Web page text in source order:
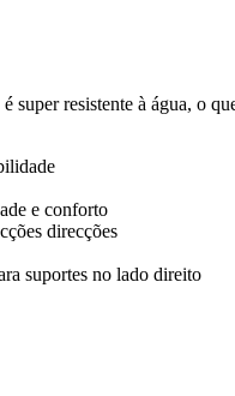
super resistente à água, o
e conforto
direcções
suportes no lado direito